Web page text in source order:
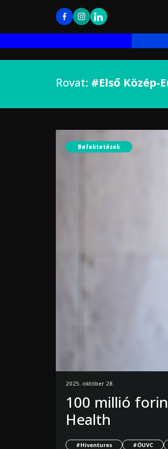
Rovat: #Első
Befektetések
2025. október 28.
100 millió
Health
#Hiventures #ÓUVC